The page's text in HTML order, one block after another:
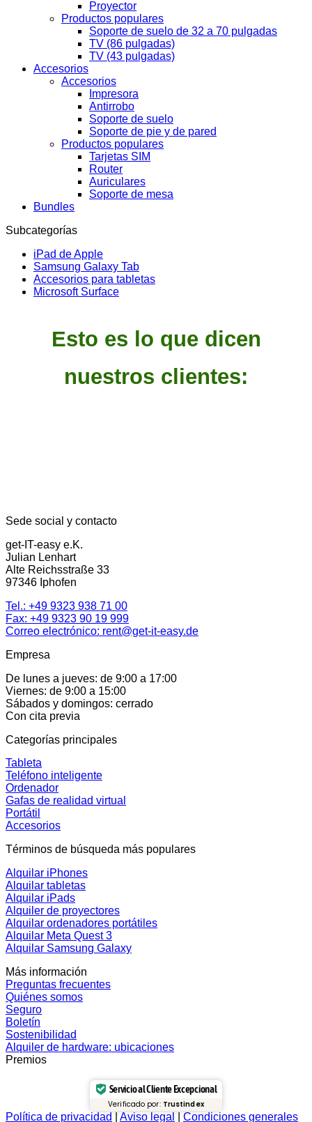
Proyector
Productos populares
Soporte de suelo de 32 a 70 pulgadas
TV (86 pulgadas)
TV (43 pulgadas)
Accesorios
Accesorios
Impresora
Antirrobo
Soporte de suelo
Soporte de pie y de pared
Productos populares
Tarjetas SIM
Router
Auriculares
Soporte de mesa
Bundles
Subcategorías
iPad de Apple
Samsung Galaxy Tab
Accesorios para tabletas
Microsoft Surface
Esto es lo que dicen
nuestros clientes:
Sede social y contacto
get-IT-easy e.K.
Julian Lenhart
Alte Reichsstraße 33
97346 Iphofen
Tel.: +49 9323 938 71 00
Fax: +49 9323 90 19 999
Correo electrónico: rent@get-it-easy.de
Empresa
De lunes a jueves: de 9:00 a 17:00
Viernes: de 9:00 a 15:00
Sábados y domingos: cerrado
Con cita previa
Categorías principales
Tableta
Teléfono inteligente
Ordenador
Gafas de realidad virtual
Portátil
Accesorios
Términos de búsqueda más populares
Alquilar iPhones
Alquilar tabletas
Alquilar iPads
Alquiler de proyectores
Alquilar ordenadores portátiles
Alquilar Meta Quest 3
Alquilar Samsung Galaxy
Más información
Preguntas frecuentes
Quiénes somos
Seguro
Boletín
Sostenibilidad
Alquiler de hardware: ubicaciones
Premios
Servicio al Cliente Excepcional
Verificado por: Trustindex
Política de privacidad Aviso legal Condiciones generales